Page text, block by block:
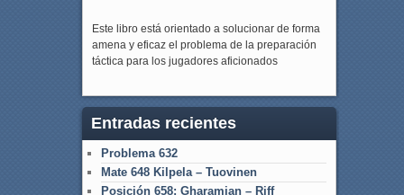
Este libro está orientado a solucionar de forma
amena y eficaz el problema de la preparación
táctica para los jugadores aficionados
Entradas recientes
Problema 632
Mate 648 Kilpela – Tuovinen
Posición 658: Gharamian – Riff